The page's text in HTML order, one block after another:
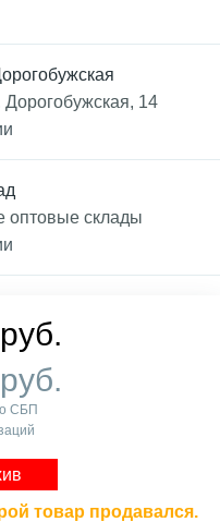
Дорогобужская, 14
склады
СБП
товар продавался.